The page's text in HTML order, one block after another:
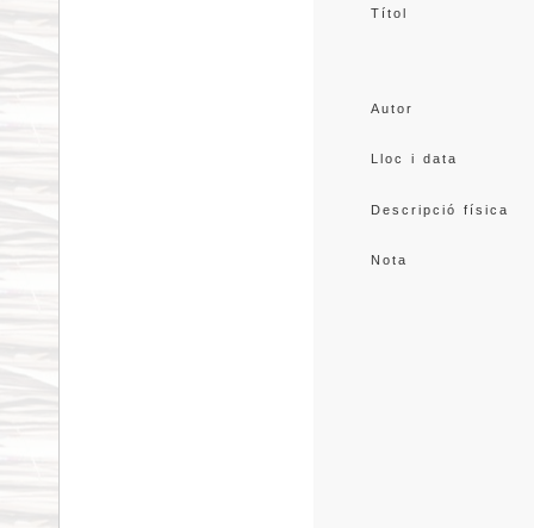
Títol
Autor
Lloc i data
Descripció física
Nota